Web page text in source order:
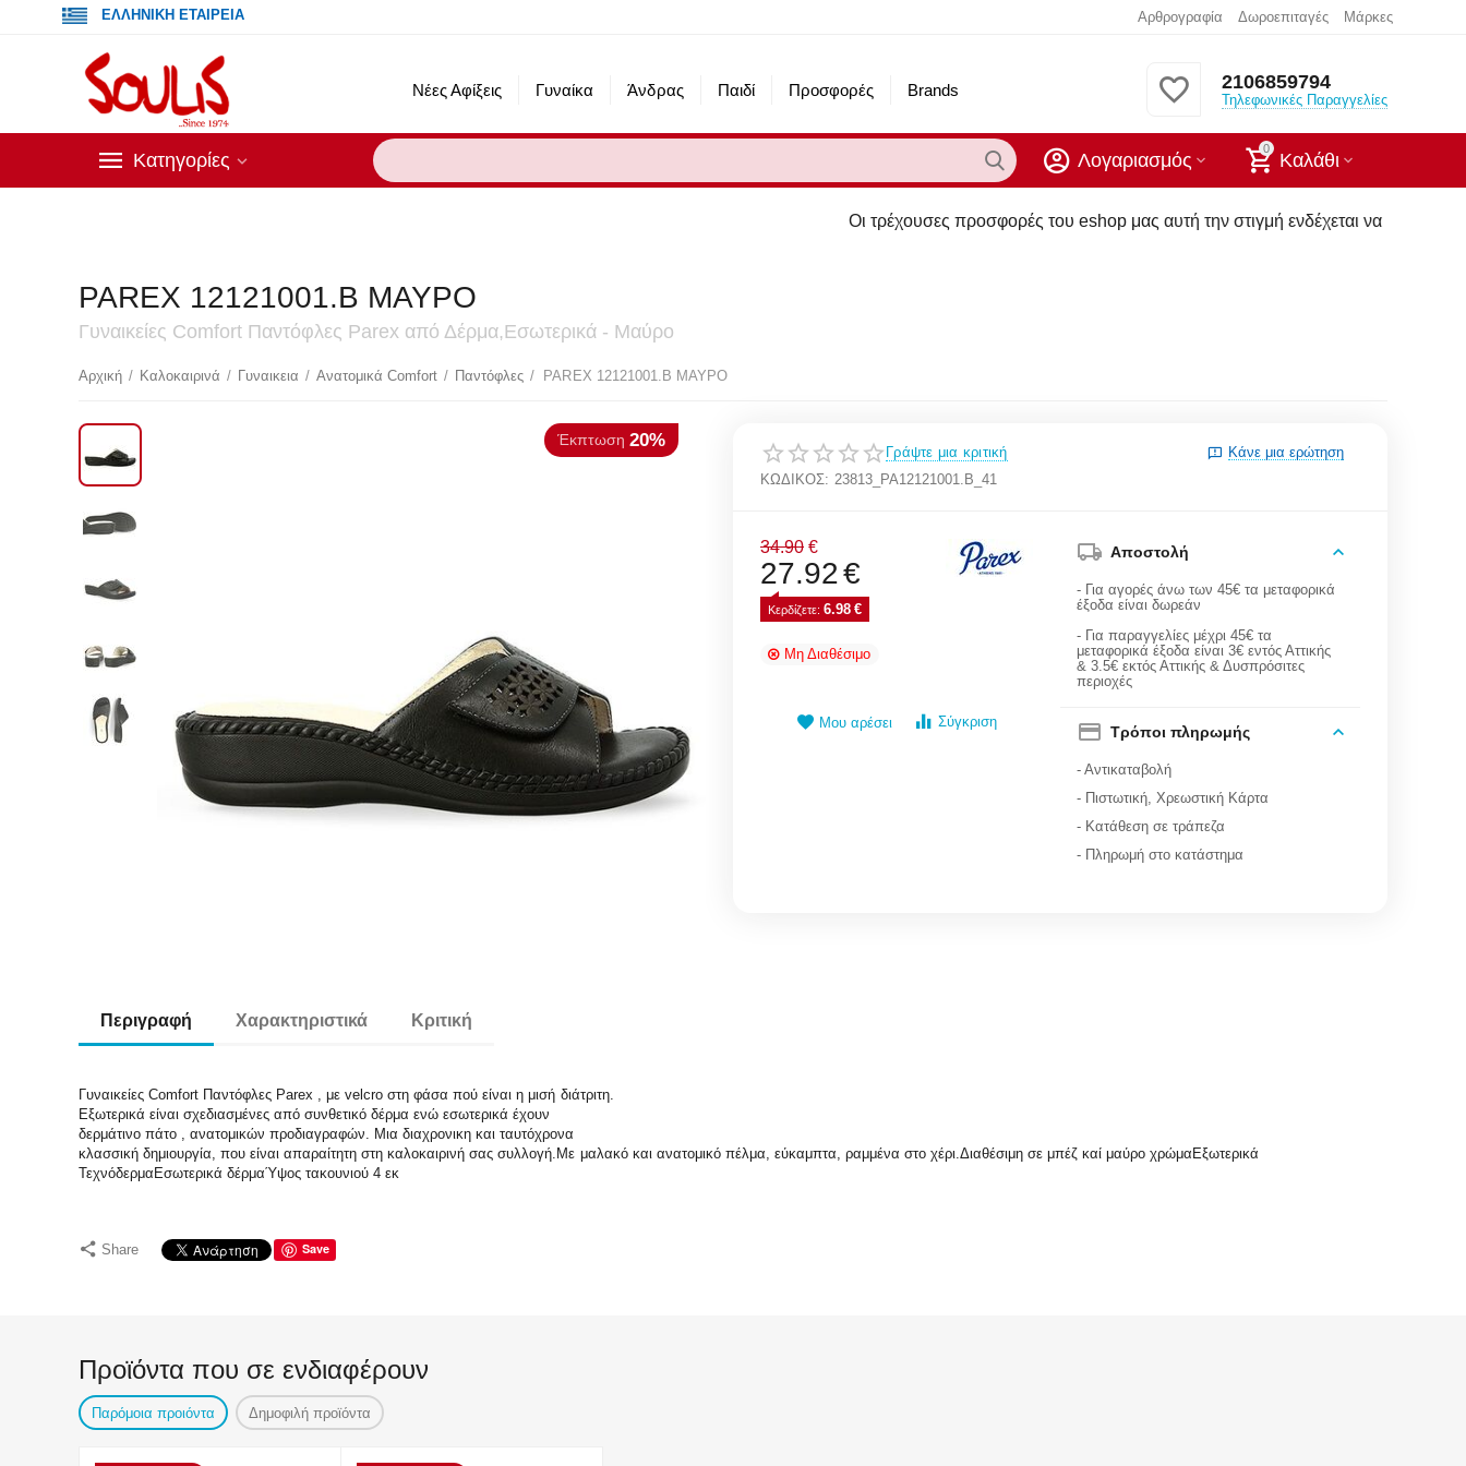
ΕΛΛΗΝΙΚΗ ΕΤΑΙΡΕΙΑ Αρθρογραφία Δωροεπιταγές Μάρκες
Νέες Αφίξεις Γυναίκα Άνδρας Παιδί Προσφορές Brands 2106859794
Τηλεφωνικές Παραγγελίες
Κατηγορίες
0
Καλάθι
Λογαριασμός
Οι τρέχουσες προσφορές του eshop μας αυτή την στιγμή ενδέχεται να μην υπάρχουν στα
PAREX 12121001.B ΜΑΥΡΟ
Γυναικείες Comfort Παντόφλες Parex από Δέρμα,Εσωτερικά - Μαύρο
Αρχική / Καλοκαιρινά / Γυναικεια / Ανατομικά Comfort / Παντόφλες / PAREX 12121001.B ΜΑΥΡΟ
20%
Γράψτε μια κριτική
Κάνε μια ερώτηση
ΚΩΔΙΚΟΣ: 23813_PA12121001.B_41
34.90 €
27.92€
Κερδίζετε: 6.98 €
Μη Διαθέσιμο
Μου αρέσει Σύγκριση
Αποστολή
- Για αγορές άνω των 45€ τα μεταφορικά
έξοδα είναι δωρεάν
- Για παραγγελίες μέχρι 45€ τα
μεταφορικά έξοδα είναι 3€ εντός Αττικής
& 3.5€ εκτός Αττικής & Δυσπρόσιτες
περιοχές
Τρόποι πληρωμής
- Αντικαταβολή
- Πιστωτική, Χρεωστική Κάρτα
- Κατάθεση σε τράπεζα
- Πληρωμή στο κατάστημα
Περιγραφή Χαρακτηριστικά Κριτική
Γυναικείες Comfort Παντόφλες Parex , με velcro στη φάσα πού είναι η μισή διάτριτη.
Εξωτερικά είναι σχεδιασμένες από συνθετικό δέρμα ενώ εσωτερικά έχουν
δερμάτινο πάτο , ανατομικών προδιαγραφών. Μια διαχρονικη και ταυτόχρονα
κλασσική δημιουργία, που είναι απαραίτητη στη καλοκαιρινή σας συλλογή.Με μαλακό και ανατομικό πέλμα, εύκαμπτα, ραμμένα στο χέρι.Διαθέσιμη σε μπέζ καί μαύρο χρώμαΕξωτερικά
ΤεχνόδερμαΕσωτερικά δέρμαΎψος τακουνιού 4 εκ
Share Save
Προϊόντα που σε ενδιαφέρουν
Παρόμοια προιόντα Δημοφιλή προϊόντα